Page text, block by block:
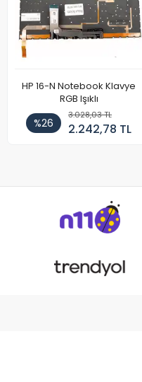
HP 16-N Notebook Klavye
RGB Işıklı
%26
3.028,03 TL
2.242,78 TL